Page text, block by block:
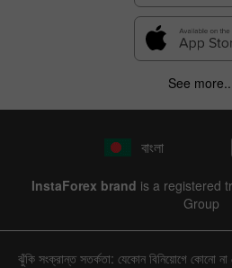
See
বাংলা
InstaForex brand is a registered
Group
ঝুঁকি সংক্রান্ত সতর্কতা: যেকোন বিনিয়োগে কোনো